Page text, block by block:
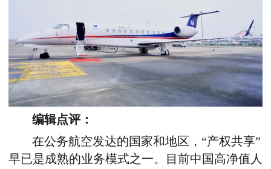
编辑点评：
在公务航空发达的国家和地区，“产权共享”
早已是成熟的业务模式之一。目前中国高净值人